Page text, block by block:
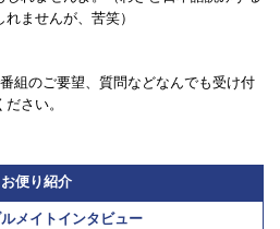
ませんが、苦笑）
組のご要望、質問などなんでも受け付
さい。
お便り紹介
メイトインタビュー